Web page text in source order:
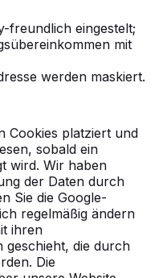
freundlich eingestelt;
mit
werden maskiert.
Cookies platziert und
sobald ein
wird. Wir haben
der Daten durch
Sie die Google-
regelmäßig ändern
ihren
geschieht, die durch
Die
HeBlad auf
HeBlad auch
dass
der Tisch